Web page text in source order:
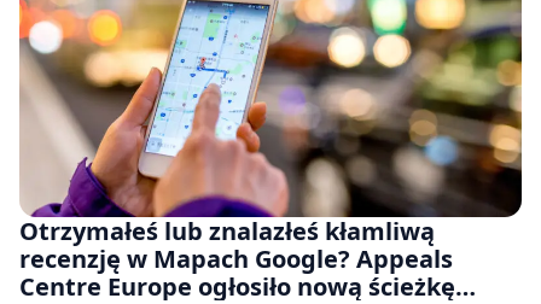
Otrzymałeś lub znalazłeś kłamliwą
recenzję w Mapach Google? Appeals
Centre Europe ogłosiło nową ścieżkę